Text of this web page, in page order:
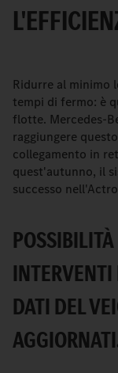
Ridurre al minimo
tempi di fermo: è
flotte. Mercedes-
raggiungere
collegamento in
quest'autunno, il
successo
DATI DEL